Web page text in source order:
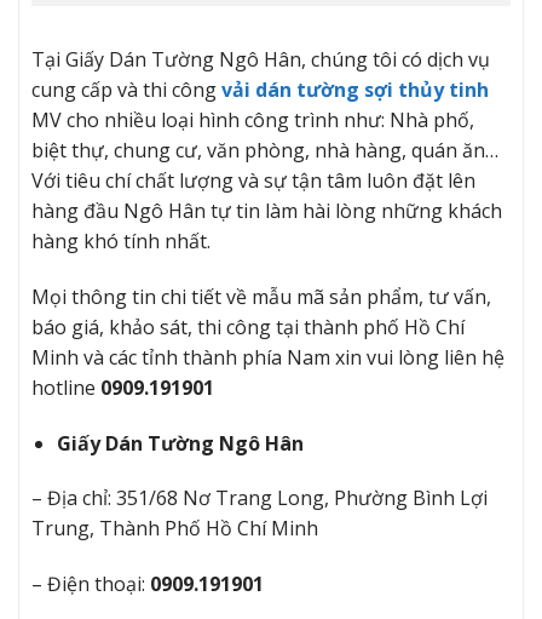
Tại Giấy Dán Tường Ngô Hân, chúng tôi có dịch vụ
cung cấp và thi côngvải dán tường sợi thủy tinh
MV cho nhiều loại hình công trình như: Nhà phố,
biệt thự, chung cư, văn phòng, nhà hàng, quán ăn…
Với tiêu chí chất lượng và sự tận tâm luôn đặt lên
hàng đầu Ngô Hân tự tin làm hài lòng những khách
hàng khó tính nhất.
Mọi thông tin chi tiết về mẫu mã sản phẩm, tư vấn,
báo giá, khảo sát, thi công tại thành phố Hồ Chí
Minh và các tỉnh thành phía Nam xin vui lòng liên hệ
hotline 0909.191901
Giấy Dán Tường Ngô Hân
– Địa chỉ: 351/68 Nơ Trang Long, Phường Bình Lợi
Trung, Thành Phố Hồ Chí Minh
– Điện thoại: 0909.191901